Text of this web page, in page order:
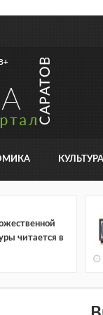
КУЛЬТУРА
читается в